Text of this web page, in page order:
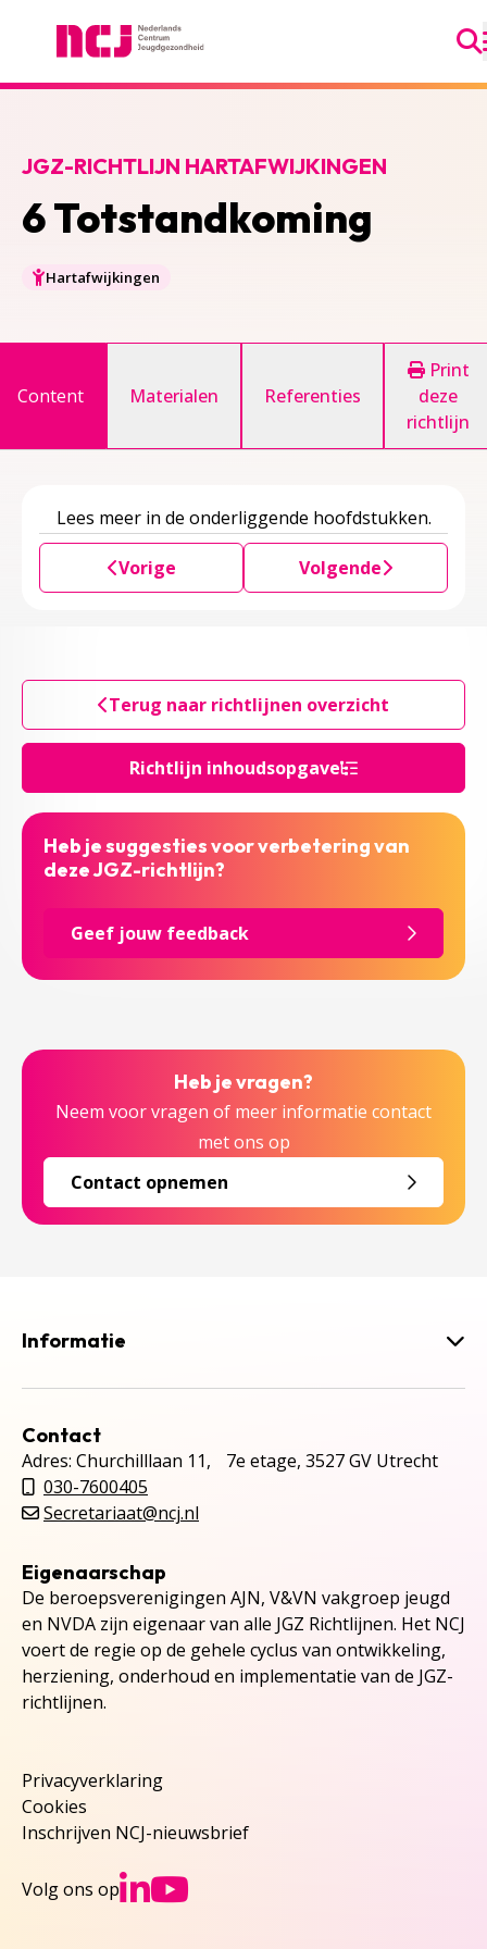
6 Totstandkoming
JGZ-RICHTLIJN HARTAFWIJKINGEN
Hartafwijkingen
Richtlijn inhoudsopgave
Content Materialen Referenties
Print
deze
richtlijn
Lees meer in de onderliggende hoofdstukken.
Vorige Volgende
Terug naar richtlijnen overzicht
Heb je suggesties voor verbetering van
deze JGZ-richtlijn?
Geef jouw feedback
Heb je vragen?
Neem voor vragen of meer informatie contact
met ons op
Contact opnemen
Informatie
Contact
Adres: Churchilllaan 11, 7e etage, 3527 GV Utrecht
030-7600405
Secretariaat@ncj.nl
Eigenaarschap
De beroepsverenigingen AJN, V&VN vakgroep jeugd
en NVDA zijn eigenaar van alle JGZ Richtlijnen. Het NCJ
voert de regie op de gehele cyclus van ontwikkeling,
herziening, onderhoud en implementatie van de JGZ-
richtlijnen.
Privacyverklaring
Cookies
Inschrijven NCJ-nieuwsbrief
Volg ons op Ga naar NCJs